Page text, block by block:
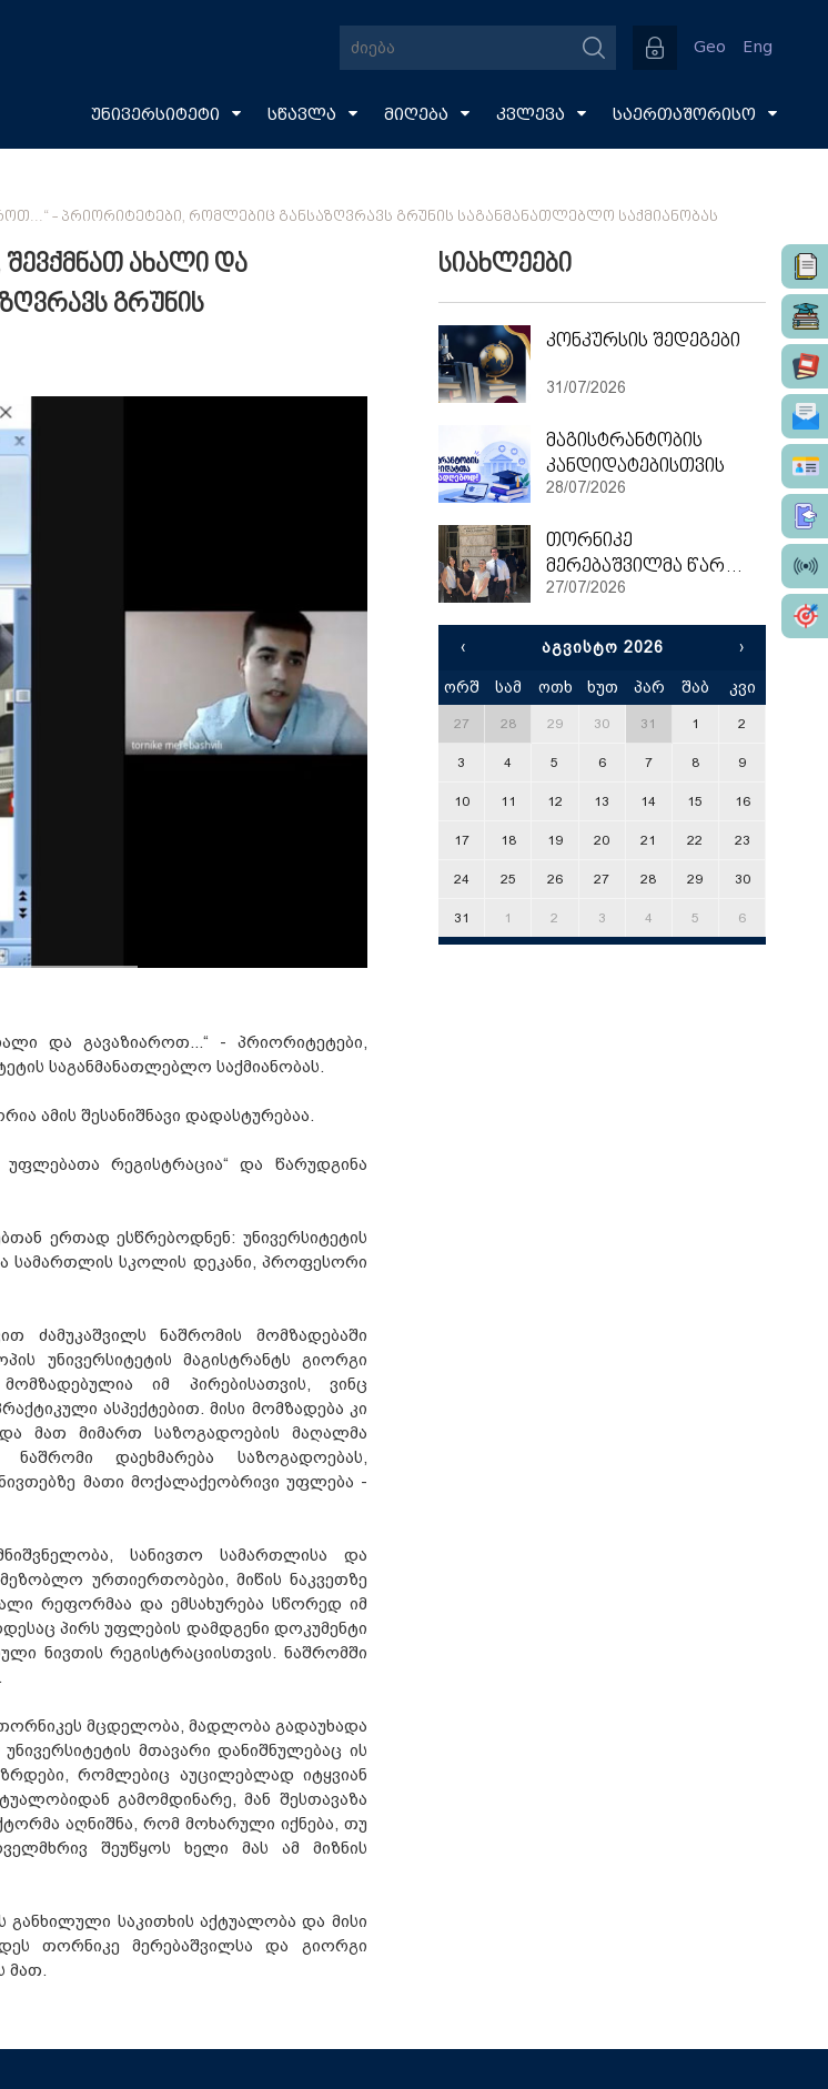
Geo Eng
უნივერსიტეტი სწავლა მიღება კვლევა საერთაშორისო
- ᲞᲠᲘᲝᲠᲘᲢᲔᲢᲔᲑᲘ, ᲠᲝᲛᲚᲔᲑᲘᲪ ᲒᲐᲜᲡᲐᲖᲦᲕᲠᲐᲕᲡ ᲒᲠᲣᲜᲘᲡ ᲡᲐᲒᲐᲜᲛᲐᲜᲐᲗᲚᲔᲑᲚᲝ ᲡᲐᲥᲛᲘᲐᲜᲝᲑᲐᲡ
ახალი და
გრუნის
და გავაზიაროთ...“ - პრიორიტეტები,
საგანმანათლებლო საქმიანობას.
ამის შესანიშნავი დადასტურებაა.
რეგისტრაცია“ და წარუდგინა
ერთად ესწრებოდნენ: უნივერსიტეტის
სამართლის სკოლის დეკანი, პროფესორი
ძამუკაშვილს ნაშრომის მომზადებაში
უნივერსიტეტის მაგისტრანტს გიორგი
იმ პირებისათვის, ვინც
ასპექტებით. მისი მომზადება კი
მათ მიმართ საზოგადოების მაღალმა
დაეხმარება საზოგადოებას,
მათი მოქალაქეობრივი უფლება -
სანივთო სამართლისა და
ურთიერთობები, მიწის ნაკვეთზე
რეფორმაა და ემსახურება სწორედ იმ
პირს უფლების დამდგენი დოკუმენტი
ნივთის რეგისტრაციისთვის. ნაშრომში
მცდელობა, მადლობა გადაუხადა
მთავარი დანიშნულებაც ის
რომლებიც აუცილებლად იტყვიან
გამომდინარე, მან შესთავაზა
აღნიშნა, რომ მოხარული იქნება, თუ
შეუწყოს ხელი მას ამ მიზნის
საკითხის აქტუალობა და მისი
თორნიკე მერებაშვილსა და გიორგი
მათ.
სიახლეები
კონკურსის შედეგები
31/07/2026
მაგისტრანტობის
კანდიდატებისთვის
28/07/2026
თორნიკე
მერებაშვილმა წარჩინებით დაასრულა ეტვოშ ლორანის უნივერსიტეტის სამაგისტრო პროგრამა
27/07/2026
‹ ᲐᲒᲕᲘᲡᲢᲝ 2026 ›
ორშ სამ ოთხ ხუთ პარ შაბ კვი
27 28 29 30 31 1 2
3 4 5 6 7 8 9
10 11 12 13 14 15 16
17 18 19 20 21 22 23
24 25 26 27 28 29 30
31 1 2 3 4 5 6